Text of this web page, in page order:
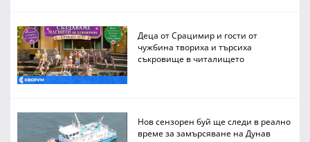
Деца от Срацимир и гости от
чужбина твориха и търсиха
съкровище в читалището
Нов сензорен буй ще следи в реално
време за замърсяване на Дунав